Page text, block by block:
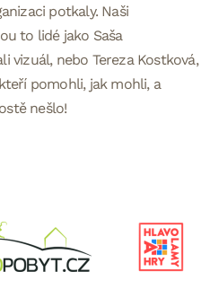
potkaly. Naši
to lidé jako Saša
vizuál, nebo Tereza Kostková,
pomohli, jak mohli, a
nešlo!